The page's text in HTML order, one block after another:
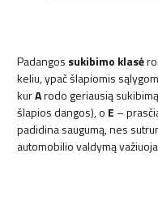
Padangos sukibimo klasė
keliu, ypač šlapiomis
kurArodo geriausią
šlapios dangos), o E –
padidina saugumą, nes
automobilio valdymą